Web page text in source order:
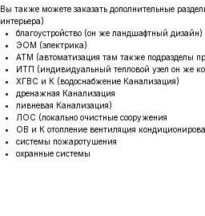
Вы также можете заказать дополнительные
интерьера)
благоустройство (он же ландшафтный дизайн)
ЭОМ (электрика)
АТМ (автоматизация там также подразделы
ИТП (индивидуальный тепловой узел он же
ХГВС и К (водоснабжение Канализация)
дренажная Канализация
ливневая Канализация)
ЛОС (локально очистные сооружения
ОВ и К отопление вентиляция
системы пожаротушения
охранные системы